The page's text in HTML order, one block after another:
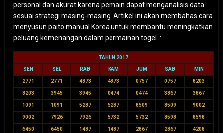
personal dan akurat karena pemain dapat menganalisis data
sesuai strategi masing-masing. Artikel ini akan membahas cara
menyusun paito manual Korea untuk membantu meningkatkan
peluang kemenangan dalam permainan togel. :
TAHUN 2017
SEN SEL RAB KAM JUM SAB MIN
2771 2771 4873 4873 0757 0757 8203
8203 3945 3945 0474 0474 3867 3867
1091 1091 5287 5287 8509 8509 9002
9002 7926 7926 5732 5732 8598 8598
6450 6450 1487 1487 2867 2867 4208